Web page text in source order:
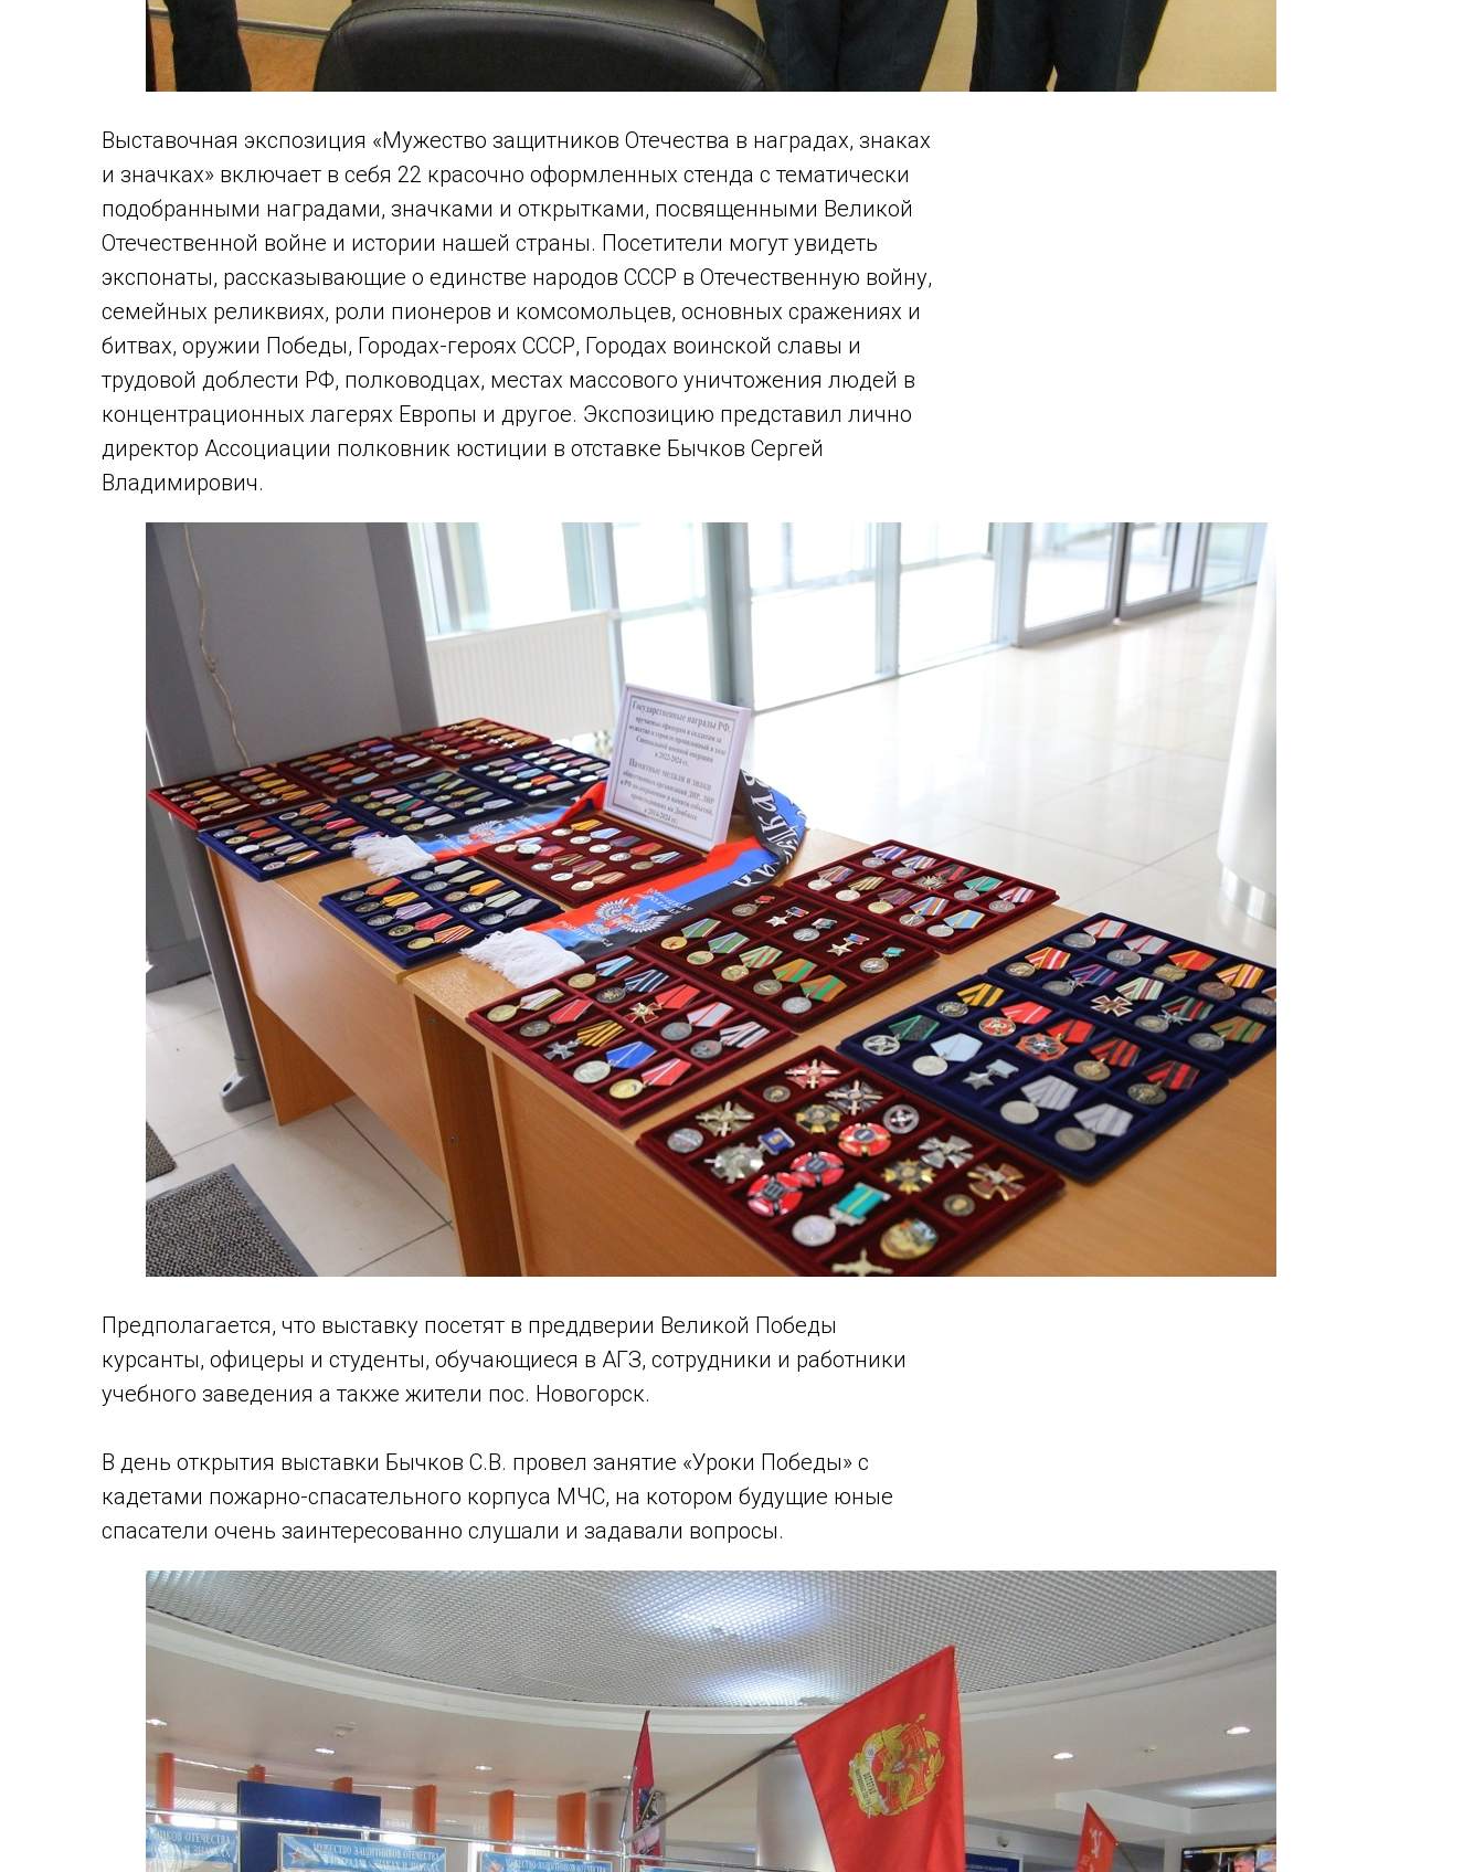
Выставочная экспозиция «Мужество защитников Отечества в наградах, знаках
и значках» включает в себя 22 красочно оформленных стенда с тематически
подобранными наградами, значками и открытками, посвященными Великой
Отечественной войне и истории нашей страны. Посетители могут увидеть
экспонаты, рассказывающие о единстве народов СССР в Отечественную войну,
семейных реликвиях, роли пионеров и комсомольцев, основных сражениях и
битвах, оружии Победы, Городах-героях СССР, Городах воинской славы и
трудовой доблести РФ, полководцах, местах массового уничтожения людей в
концентрационных лагерях Европы и другое. Экспозицию представил лично
директор Ассоциации полковник юстиции в отставке Бычков Сергей
Владимирович.
Предполагается, что выставку посетят в преддверии Великой Победы
курсанты, офицеры и студенты, обучающиеся в АГЗ, сотрудники и работники
учебного заведения а также жители пос. Новогорск.
В день открытия выставки Бычков С.В. провел занятие «Уроки Победы» с
кадетами пожарно-спасательного корпуса МЧС, на котором будущие юные
спасатели очень заинтересованно слушали и задавали вопросы.